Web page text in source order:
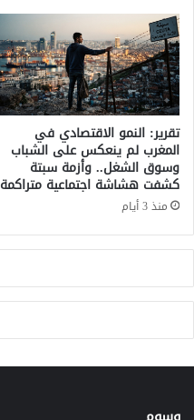
و
ا
ن
ب
م
ا
ن
و
ر
ا
ت
د
ة
ة
:
ج
د
ل
ح
و
ل
ا
ل
ش
ا
ا
ت
ل
تقرير: النمو الاقتصادي في
المغرب لم ينعكس على الشباب
وسوق الشغل.. وأزمة سبتة
كشفت هشاشة اجتماعية متراكمة
منذ 3 أيام